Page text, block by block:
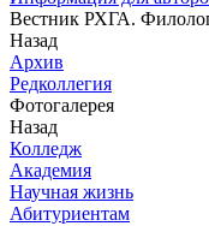
Вестник РХГА.
Назад
Архив
Редколлегия
Фотогалерея
Назад
Колледж
Академия
Научная жизнь
Абитуриентам